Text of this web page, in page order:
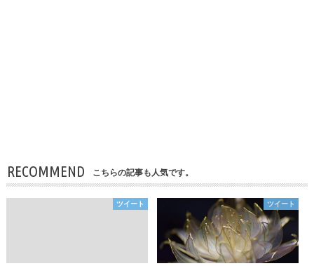
RECOMMEND こちらの記事も人気です。
ツイート ツイート